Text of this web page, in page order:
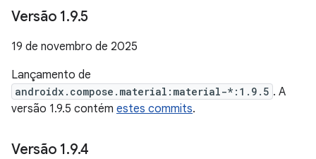
Versão 1.9.5
19 de novembro de 2025
Lançamento de
androidx.compose.material:material-*:1.9.5 . A
versão 1.9.5 contém estes commits.
Versão 1.9.4